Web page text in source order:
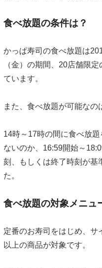
食べ放題の条件は？
かっぱ寿司の食べ放題は
（金）の期間、20店舗限
ています。
また、食べ放題が可能なの
14時～17時の間に食べ放
ないのか、16:59開始～
刻、もしくは終了時刻が基
た。
食べ放題の対象メニュ
定番のお寿司をはじめ、サ
以上の商品が対象です。